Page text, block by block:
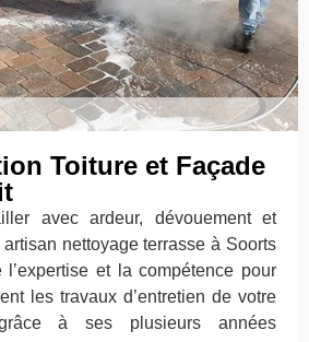
Toiture et Façade
avec ardeur, dévouement et
nettoyage terrasse à Soorts
l’expertise et la compétence pour
les travaux d’entretien de votre
à ses plusieurs années